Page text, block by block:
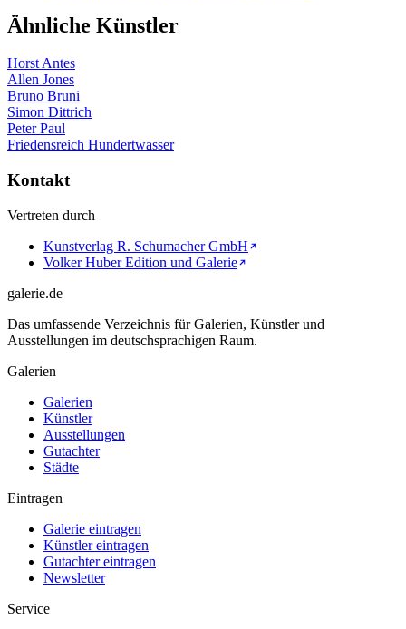
Ähnliche Künstler
Horst Antes
Allen Jones
Bruno Bruni
Simon Dittrich
Peter Paul
Friedensreich Hundertwasser
Kontakt
Vertreten durch
Kunstverlag R. Schumacher GmbH
Volker Huber Edition und Galerie
galerie.de
Das umfassende Verzeichnis für Galerien, Künstler und
Ausstellungen im deutschsprachigen Raum.
Galerien
Galerien
Künstler
Ausstellungen
Gutachter
Städte
Eintragen
Galerie eintragen
Künstler eintragen
Gutachter eintragen
Newsletter
Service